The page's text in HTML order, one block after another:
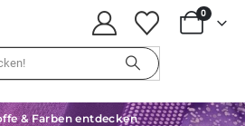
0
& Farben entdecken